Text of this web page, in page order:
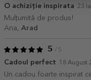
O achiziție inspirata 23
Mulțumită de produs!
Ana, Arad
5 / 5
Cadoul perfect 18 August
Un cadou foarte inspirat